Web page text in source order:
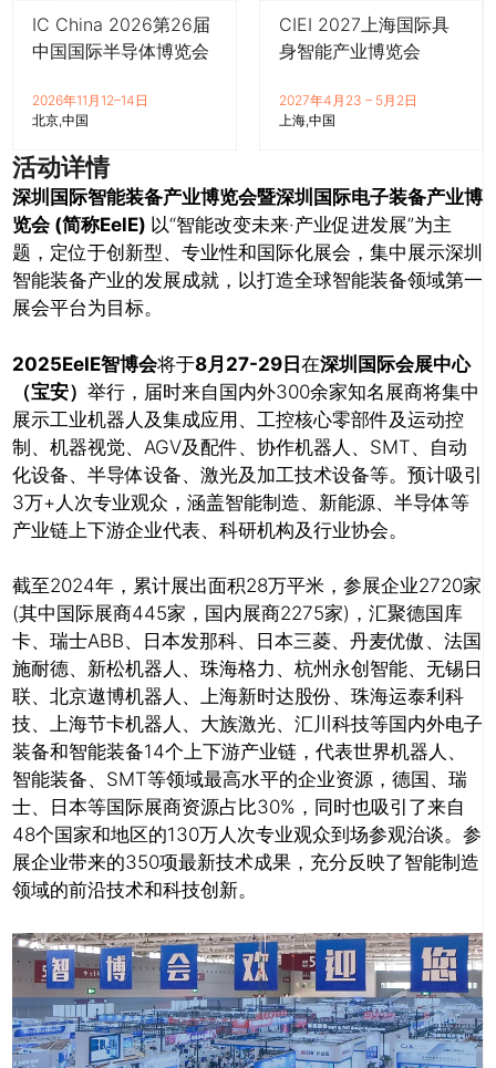
IC China 2026第26届
中国国际半导体博览会
2026年11月12–14日
北京 中国
CIEI 2027上海国际具
身智能产业博览会
2027年4月23 – 5月2日
上海 中国
活动详情
深圳国际智能装备产业博览会暨深圳国际电子装备产业博
览会 (简称EelE) 以“智能改变未来·产业促进发展”为主
题，定位于创新型、专业性和国际化展会，集中展示深圳
智能装备产业的发展成就，以打造全球智能装备领域第一
展会平台为目标。
2025EeIE智博会将于8月27-29日在深圳国际会展中心
（宝安） 举行，届时来自国内外300余家知名展商将集中
展示工业机器人及集成应用、工控核心零部件及运动控
制、机器视觉、AGV及配件、协作机器人、SMT、自动
化设备、半导体设备、激光及加工技术设备等。预计吸引
3万+人次专业观众，涵盖智能制造、新能源、半导体等
产业链上下游企业代表、科研机构及行业协会。
截至2024年，累计展出面积28万平米，参展企业2720家
(其中国际展商445家，国内展商2275家)，汇聚德国库
卡、瑞士ABB、日本发那科、日本三菱、丹麦优傲、法国
施耐德、新松机器人、珠海格力、杭州永创智能、无锡日
联、北京遨博机器人、上海新时达股份、珠海运泰利科
技、上海节卡机器人、大族激光、汇川科技等国内外电子
装备和智能装备14个上下游产业链，代表世界机器人、
智能装备、SMT等领域最高水平的企业资源，德国、瑞
士、日本等国际展商资源占比30%，同时也吸引了来自
48个国家和地区的130万人次专业观众到场参观治谈。参
展企业带来的350项最新技术成果，充分反映了智能制造
领域的前沿技术和科技创新。